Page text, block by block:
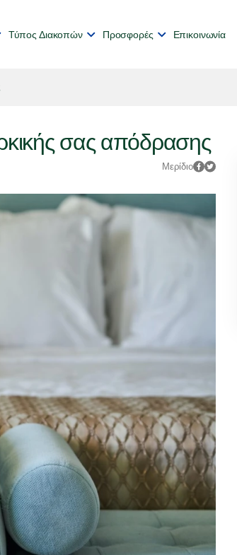
Τύπος Διακοπών Προσφορές Επικοινωνία
σας απόδρασης
Μερίδιο